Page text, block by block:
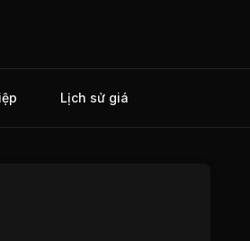
Lịch sử giá